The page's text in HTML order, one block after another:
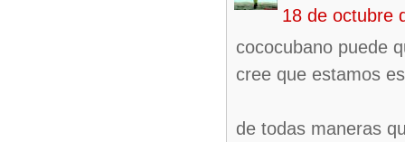
18 de octubre
cococubano puede
cree que estamos
de todas maneras